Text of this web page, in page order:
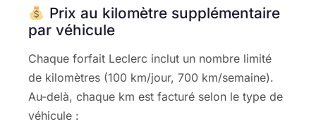
Prix au kilomètre supplémentaire
par véhicule
Chaque forfait Leclerc inclut un nombre limité
de kilomètres (100 km/jour, 700 km/semaine).
Au-delà, chaque km est facturé selon le type de
véhicule :